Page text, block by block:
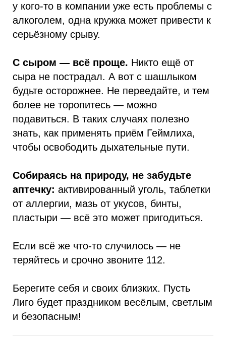
у кого-то в компании уже есть проблемы с
алкоголем, одна кружка может привести к
серьёзному срыву.
С сыром — всё проще. Никто ещё от
сыра не пострадал. А вот с шашлыком
будьте осторожнее. Не переедайте, и тем
более не торопитесь — можно
подавиться. В таких случаях полезно
знать, как применять приём Геймлиха,
чтобы освободить дыхательные пути.
Собираясь на природу, не забудьте
аптечку: активированный уголь, таблетки
от аллергии, мазь от укусов, бинты,
пластыри — всё это может пригодиться.
Если всё же что-то случилось — не
теряйтесь и срочно звоните 112.
Берегите себя и своих близких. Пусть
Лиго будет праздником весёлым, светлым
и безопасным!